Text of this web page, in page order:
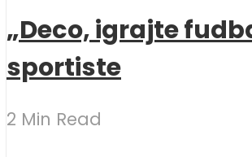
„Deco, igrajte
sportiste
2 Min Read